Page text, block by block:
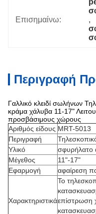
Επισημαίνω:
,
Περιγραφή
Γαλλικό κλειδί σωλήνων
κράμα χάλυβα 11-17"
προσβάσιμους χώρους
Αριθμός είδους MRT-5013
Περιγραφή
Υλικό
σφυρήλατο
Μέγεθος
11"-17"
Εφαρμογή
αφαίρεση
Χαρακτηριστικά
Το
επίστρωση